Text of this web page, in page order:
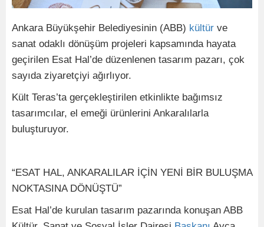
Ankara Büyükşehir Belediyesinin (ABB) kültür ve
sanat odaklı dönüşüm projeleri kapsamında hayata
geçirilen Esat Hal’de düzenlenen tasarım pazarı, çok
sayıda ziyaretçiyi ağırlıyor.
Kült Teras’ta gerçekleştirilen etkinlikte bağımsız
tasarımcılar, el emeği ürünlerini Ankaralılarla
buluşturuyor.
“ESAT HAL, ANKARALILAR İÇİN YENİ BİR BULUŞMA
NOKTASINA DÖNÜŞTÜ”
Esat Hal’de kurulan tasarım pazarında konuşan ABB